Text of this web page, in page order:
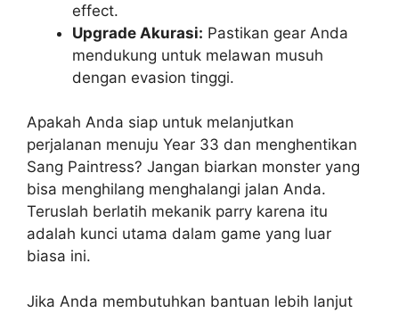
effect.
Upgrade Akurasi: Pastikan gear Anda
mendukung untuk melawan musuh
dengan evasion tinggi.
Apakah Anda siap untuk melanjutkan
perjalanan menuju Year 33 dan menghentikan
Sang Paintress? Jangan biarkan monster yang
bisa menghilang menghalangi jalan Anda.
Teruslah berlatih mekanik parry karena itu
adalah kunci utama dalam game yang luar
biasa ini.
Jika Anda membutuhkan bantuan lebih lanjut